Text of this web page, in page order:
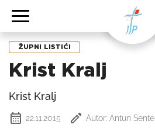
ŽUPNI LISTIĆI
Krist Kralj
Krist Kralj
22.11.2015 Autor: Antun Sente